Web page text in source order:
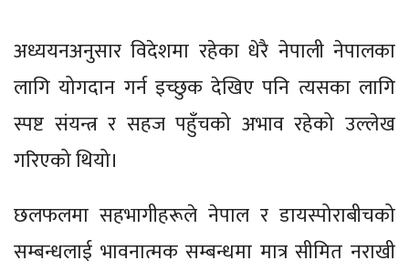
अध्ययनअनुसार विदेशमा रहेका धेरै नेपाली नेपालका
लागि योगदान गर्न इच्छुक देखिए पनि त्यसका लागि
स्पष्ट संयन्त्र र सहज पहुँचको अभाव रहेको उल्लेख
गरिएको थियो।
छलफलमा सहभागीहरूले नेपाल र डायस्पोराबीचको
सम्बन्धलाई भावनात्मक सम्बन्धमा मात्र सीमित नराखी